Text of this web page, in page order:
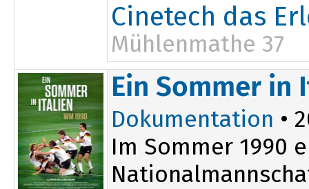
Cinetech das
Mühlenmathe 37
Ein Sommer in
Dokumentation •
Im Sommer 1990